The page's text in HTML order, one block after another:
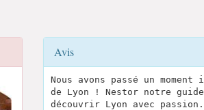
Avis
Nous avons passé un
de Lyon ! Nestor notre
découvrir Lyon avec